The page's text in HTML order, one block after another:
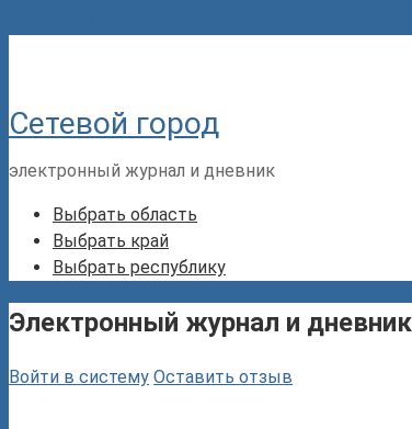
Сетевой город
электронный журнал и дневник
Выбрать область
Выбрать край
Выбрать республику
Электронный журнал и
Войти в систему Оставить отзыв